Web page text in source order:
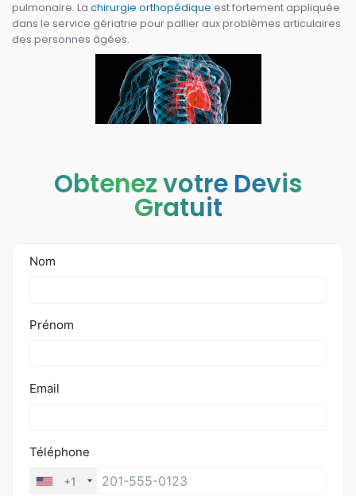
pulmonaire. La chirurgie orthopédique est fortement appliquée
dans le service gériatrie pour pallier aux problèmes articulaires
des personnes âgées.
Obtenez votre Devis
Gratuit